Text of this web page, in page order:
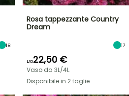
18
Rosa tappezzante Country
Dream
17
Da22,50 €
Vaso da 3L/4L
Disponibile in 2 taglie